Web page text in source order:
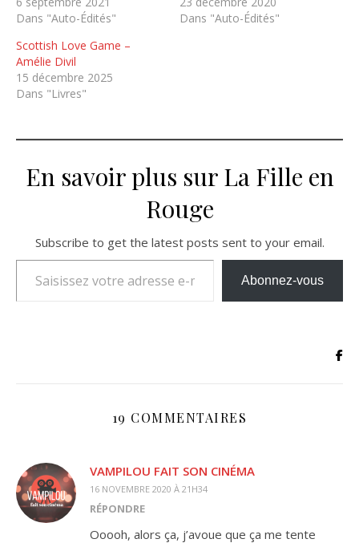
Dans "Auto-Édités"
Dans "Auto-Édités"
Scottish Love Game –
Amélie Divil
15 décembre 2025
Dans "Livres"
En savoir plus sur La Fille en
Rouge
Subscribe to get the latest posts sent to your email.
Saisissez votre adresse e-mail…
Abonnez-vous
19 COMMENTAIRES
VAMPILOU FAIT SON CINÉMA
16 NOVEMBRE 2020 À 21H34
RÉPONDRE
Ooooh, alors ça, j’avoue que ça me tente